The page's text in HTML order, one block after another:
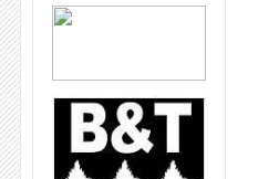
(reported speech) w języku
angielskim
dłużej!